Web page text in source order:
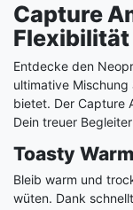
Capture
Entdecke den
ultimative
bietet. Der Capture
Dein treuer
Toasty
Bleib warm und
wüten. Dank